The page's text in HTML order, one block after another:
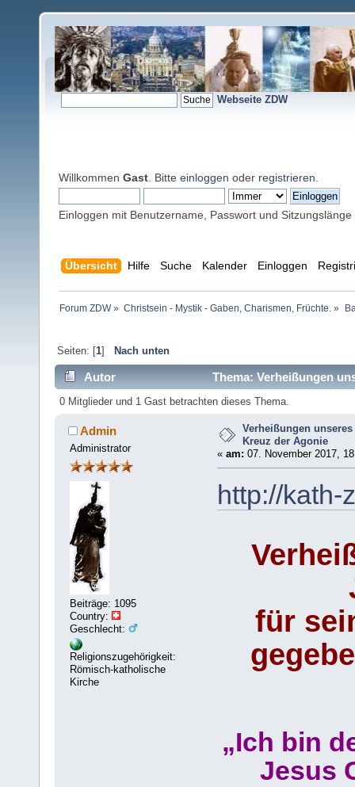
Webseite ZDW
Willkommen Gast . Bitte einloggen oder registrieren
Einloggen mit Benutzername, Passwort und Sitzungslänge
Übersicht Hilfe Suche Kalender Einloggen
Forum ZDW» Christsein - Mystik - Gaben, Charismen, Früchte. »
Seiten: [1] Nach unten
Autor
Thema: Verheißungen
mal)
0 Mitglieder und 1 Gast betrachten dieses Thema.
Admin
Administrator
Beiträge: 1095
Country:
Geschlecht:
Religionszugehörigkeit:
Römisch-katholische
Kirche
Verheißungen
Kreuz der Agonie
« am: 07. November 2017,
http://kath-
für
„Ich bin
Jesus